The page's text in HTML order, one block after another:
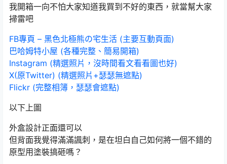
我開箱一向不怕大家知道我買到不好的東西，就當幫大家
掃雷吧
FB專頁 – 黑色北極熊の宅生活 (主要互動頁面)
巴哈姆特小屋 (各種完整、簡易開箱)
Instagram (精選照片，沒時間看文看看圖也好)
X(原Twitter) (精選照片+瑟瑟無遮點)
Flickr (完整相簿，瑟瑟會遮點)
以下上圖
外盒設計正面還可以
但背面我覺得滿滿諷刺，是在坦白自己如何將一個不錯的
原型用塗裝搞砸嗎？